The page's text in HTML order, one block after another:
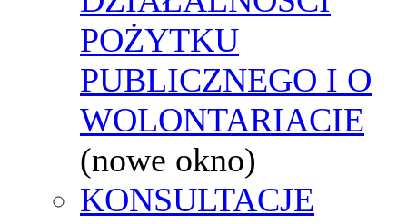
POŻYTKU
PUBLICZNEGO I O
WOLONTARIACIE
(nowe okno)
KONSULTACJE